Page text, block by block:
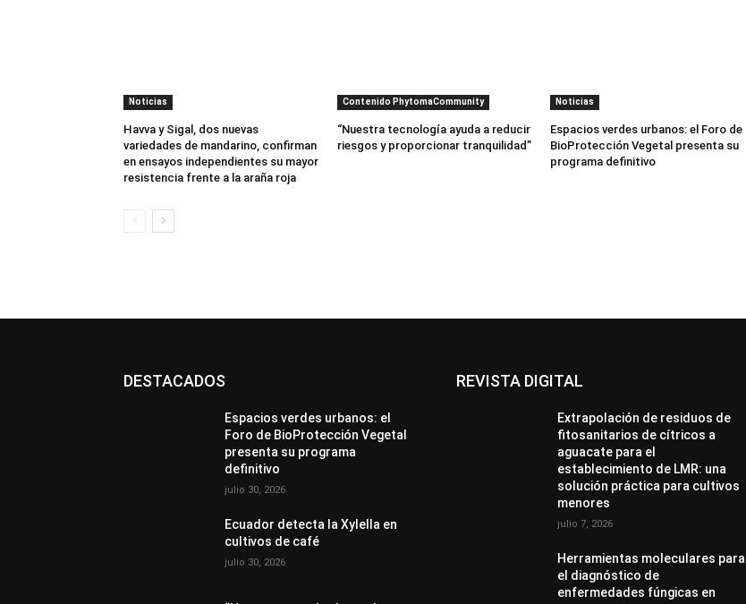
Noticias
Havva y Sigal, dos nuevas
variedades de mandarino, confirman
en ensayos independientes su mayor
resistencia frente a la araña roja
Contenido PhytomaCommunity
“Nuestra tecnología ayuda a reducir
riesgos y proporcionar tranquilidad”
Noticias
Espacios verdes urbanos: el Foro de
BioProtección Vegetal presenta su
programa definitivo
DESTACADOS
Espacios verdes urbanos: el
Foro de BioProtección Vegetal
presenta su programa
definitivo
julio 30, 2026
Ecuador detecta la Xylella en
cultivos de café
julio 30, 2026
REVISTA DIGITAL
Extrapolación de residuos de
fitosanitarios de cítricos a
aguacate para el
establecimiento de LMR: una
solución práctica para cultivos
menores
julio 7, 2026
Herramientas moleculares para
el diagnóstico de
enfermedades fúngicas en